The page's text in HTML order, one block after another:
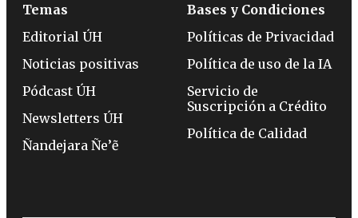
Temas
Editorial ÚH
Noticias positivas
Pódcast ÚH
Newsletters ÚH
Ñandejara Ñe’ẽ
Bases y Condiciones
Políticas de Privacidad
Política de uso de la IA
Servicio de
Suscripción a Crédito
Política de Calidad